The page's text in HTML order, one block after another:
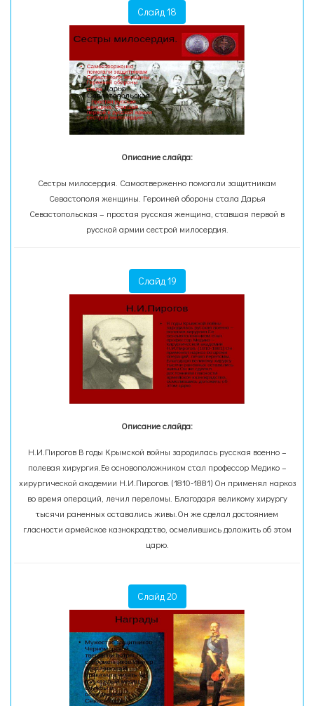
Слайд 18
Описание слайда:
Сестры милосердия. Самоотверженно помогали защитникам
Севастополя женщины. Героиней обороны стала Дарья
Севастопольская – простая русская женщина, ставшая первой в
русской армии сестрой милосердия.
Слайд 19
Описание слайда:
Н.И.Пирогов В годы Крымской войны зародилась русская военно –
полевая хирургия.Ее основоположником стал профессор Медико –
хирургической академии Н.И.Пирогов. (1810-1881) Он применял наркоз
во время операций, лечил переломы. Благодаря великому хирургу
тысячи раненных оставались живы.Он же сделал достоянием
гласности армейское казнокрадство, осмелившись доложить об этом
царю.
Слайд 20